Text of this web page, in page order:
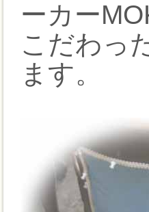
ーカー
こだわっ
ます。